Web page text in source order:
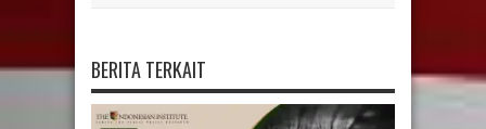
BERITA TERKAIT